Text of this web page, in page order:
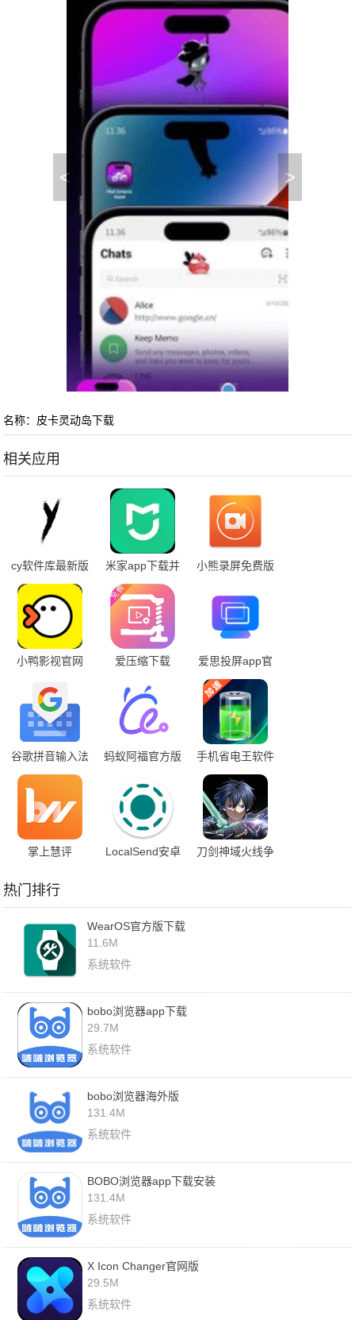
< >
名称：皮卡灵动岛下载
相关应用
cy软件库最新版
米家app下载并
安装
小熊录屏免费版
件
小鸭影视官网
爱压缩下载
爱思投屏app官
方下载安装手机
版
谷歌拼音输入法
app下载
蚂蚁阿福官方版
手机省电王软件
掌上慧评
LocalSend安卓
刀剑神域火线争
热门排行
WearOS官方版下载
11.6M
系统软件
bobo浏览器app下载
29.7M
系统软件
bobo浏览器海外版
131.4M
系统软件
BOBO浏览器app下载安装
131.4M
系统软件
X Icon Changer官网版
29.5M
系统软件